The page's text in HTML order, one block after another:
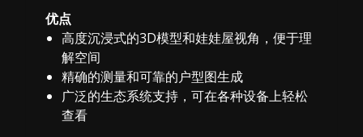
优点
高度沉浸式的3D模型和娃娃屋视角，便于理
解空间
精确的测量和可靠的户型图生成
广泛的生态系统支持，可在各种设备上轻松
查看